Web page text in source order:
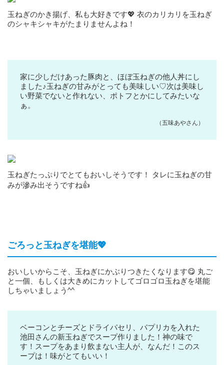
玉ねぎのかき揚げ、私も大好きです💖 衣のカリカリを玉ねぎ
のシャキシャキがたまりませんよね！
家に少しだけあった豚肉と、ほぼ玉ねぎの他人丼にし
ました♪玉ねぎの甘みがとっても美味しい♡次は美味し
い野菜でないと作れない、ポトフとかにしてみたいな
ぁ。
（五味あやさん）
玉ねぎたっぷりでとてもおいしそうです！ タレに玉ねぎの甘
みが滲み出そうですね👍
ごろっと玉ねぎを堪能💖
おいしいからこそ、玉ねぎにかぶりつきたくなります😋 丸ご
と一個、もしくは大きめにカットしてゴロゴロ玉ねぎを堪能
しちゃいましょう^^
ベーコンとチーズとドライパセリ、パプリカを入れた
池田さんの新玉ねぎでスープ作りました！神の味で
す！スープをあまり飲まない主人が、なんだ！このス
ープは！味がとてもいい！